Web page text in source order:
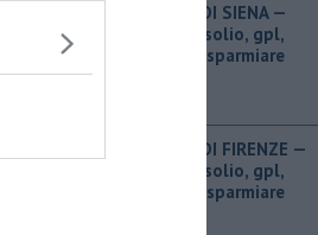
PROVINCIA DI SIENA — ​
Benzina, gasolio, gpl,
ecco dove risparmiare
PROVINCIA DI FIRENZE — ​
Benzina, gasolio, gpl,
ecco dove risparmiare